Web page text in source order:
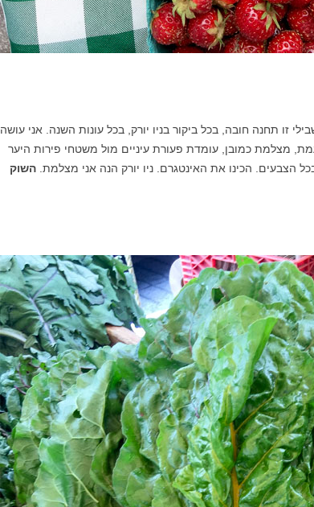
זו תחנה חובה, בכל ביקור בניו יורק, בכל עונות השנה. אני עושה
מצלמת כמובן, עומדת פעורת עיניים מול משטחי פירות היער
הצבעים. הכינו את האינטגרם. ניו יורק הנה אני מצלמת. השוק